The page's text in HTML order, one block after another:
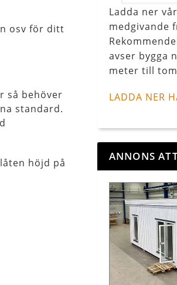
osv för ditt
så behöver
standard.
höjd på
Ladda ner
medgivande
avser bygga
meter till
LADDA NER
ANNONS